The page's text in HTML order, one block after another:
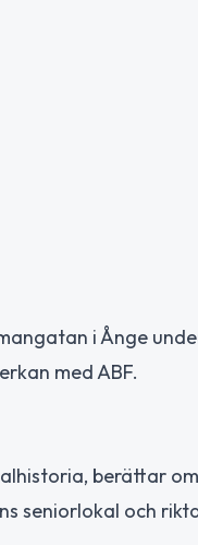
i Ånge
med ABF.
berättar
seniorlokal och